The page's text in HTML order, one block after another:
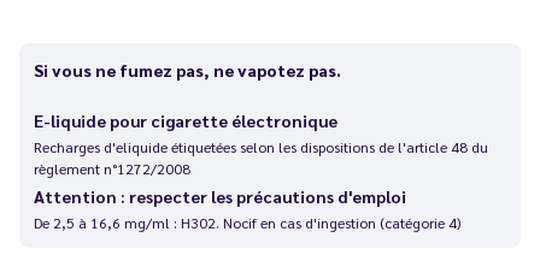
Si vous ne fumez pas, ne vapotez pas.
E-liquide pour cigarette électronique
Recharges d'eliquide étiquetées selon les dispositions de l'article 48 du
règlement n°1272/2008
Attention : respecter les précautions d'emploi
De 2,5 à 16,6 mg/ml : H302. Nocif en cas d'ingestion (catégorie 4)